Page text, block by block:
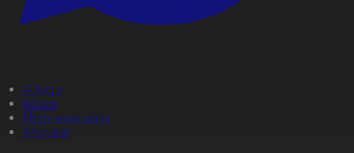
#Оқиға
#Әлем
#Күн жаңалығы
#Aqparat